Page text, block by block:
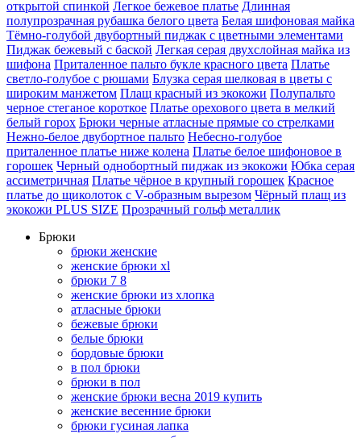
открытой спинкой Легкое бежевое платье Длинная
полупрозрачная рубашка белого цвета Белая шифоновая майка
Тёмно-голубой двубортный пиджак с цветными элементами
Пиджак бежевый с баской Легкая серая двухслойная майка из
шифона Приталенное пальто букле красного цвета Платье
светло-голубое с рюшами Блузка серая шелковая в цветы с
широким манжетом Плащ красный из экокожи Полупальто
черное стеганое короткое Платье орехового цвета в мелкий
белый горох Брюки черные атласные прямые со стрелками
Нежно-белое двубортное пальто Небесно-голубое
приталенное платье ниже колена Платье белое шифоновое в
горошек Черный однобортный пиджак из экокожи Юбка серая
ассиметричная Платье чёрное в крупный горошек Красное
платье до щиколоток с V-образным вырезом Чёрный плащ из
экокожи PLUS SIZE Прозрачный гольф металлик
Брюки
брюки женские
женские брюки xl
брюки 7 8
женские брюки из хлопка
атласные брюки
бежевые брюки
белые брюки
бордовые брюки
в пол брюки
брюки в пол
женские брюки весна 2019 купить
женские весенние брюки
брюки гусиная лапка